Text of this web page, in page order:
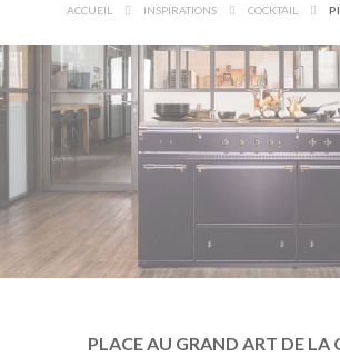
ACCUEIL INSPIRATIONS COCKTAIL
PLACE AU GRAND ART DE LA